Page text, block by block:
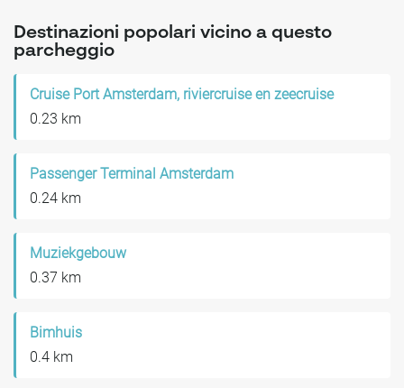
Destinazioni popolari vicino a questo
parcheggio
Cruise Port Amsterdam, riviercruise en zeecruise
0.23 km
Passenger Terminal Amsterdam
0.24 km
Muziekgebouw
0.37 km
Bimhuis
0.4 km